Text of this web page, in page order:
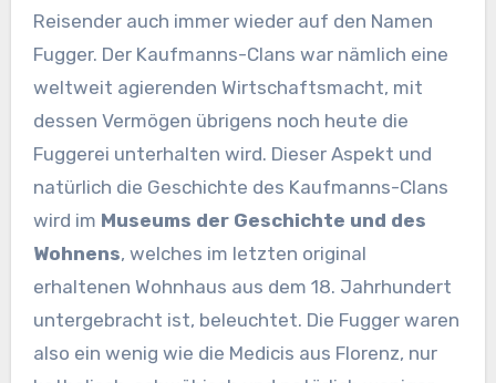
Reisender auch immer wieder auf den Namen
Fugger. Der Kaufmanns-Clans war nämlich eine
weltweit agierenden Wirtschaftsmacht, mit
dessen Vermögen übrigens noch heute die
Fuggerei unterhalten wird. Dieser Aspekt und
natürlich die Geschichte des Kaufmanns-Clans
wird im Museums der Geschichte und des
Wohnens, welches im letzten original
erhaltenen Wohnhaus aus dem 18. Jahrhundert
untergebracht ist, beleuchtet. Die Fugger waren
also ein wenig wie die Medicis aus Florenz, nur